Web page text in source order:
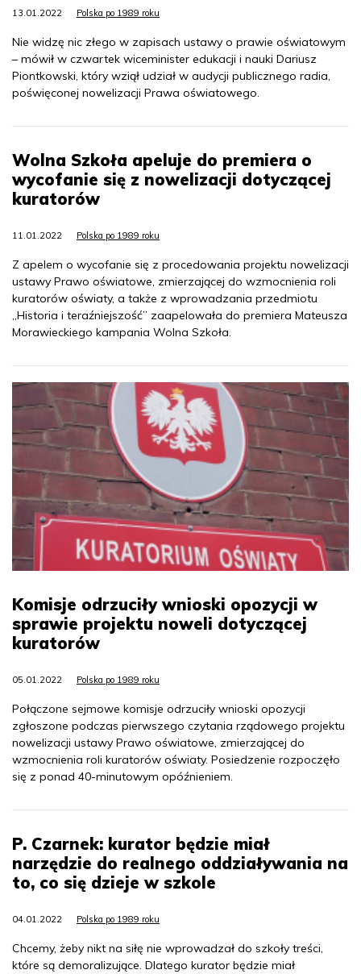
13.01.2022 Polska po 1989 roku
Nie widzę nic złego w zapisach ustawy o prawie oświatowym
– mówił w czwartek wiceminister edukacji i nauki Dariusz
Piontkowski, który wziął udział w audycji publicznego radia,
poświęconej nowelizacji Prawa oświatowego.
Wolna Szkoła apeluje do premiera o
wycofanie się z nowelizacji dotyczącej
kuratorów
11.01.2022 Polska po 1989 roku
Z apelem o wycofanie się z procedowania projektu nowelizacji
ustawy Prawo oświatowe, zmierzającej do wzmocnienia roli
kuratorów oświaty, a także z wprowadzania przedmiotu
„Historia i teraźniejszość” zaapelowała do premiera Mateusza
Morawieckiego kampania Wolna Szkoła.
Komisje odrzuciły wnioski opozycji w
sprawie projektu noweli dotyczącej
kuratorów
05.01.2022 Polska po 1989 roku
Połączone sejmowe komisje odrzuciły wnioski opozycji
zgłoszone podczas pierwszego czytania rządowego projektu
nowelizacji ustawy Prawo oświatowe, zmierzającej do
wzmocnienia roli kuratorów oświaty. Posiedzenie rozpoczęło
się z ponad 40-minutowym opóźnieniem.
P. Czarnek: kurator będzie miał
narzędzie do realnego oddziaływania na
to, co się dzieje w szkole
04.01.2022 Polska po 1989 roku
Chcemy, żeby nikt na siłę nie wprowadzał do szkoły treści,
które są demoralizujące. Dlatego kurator będzie miał